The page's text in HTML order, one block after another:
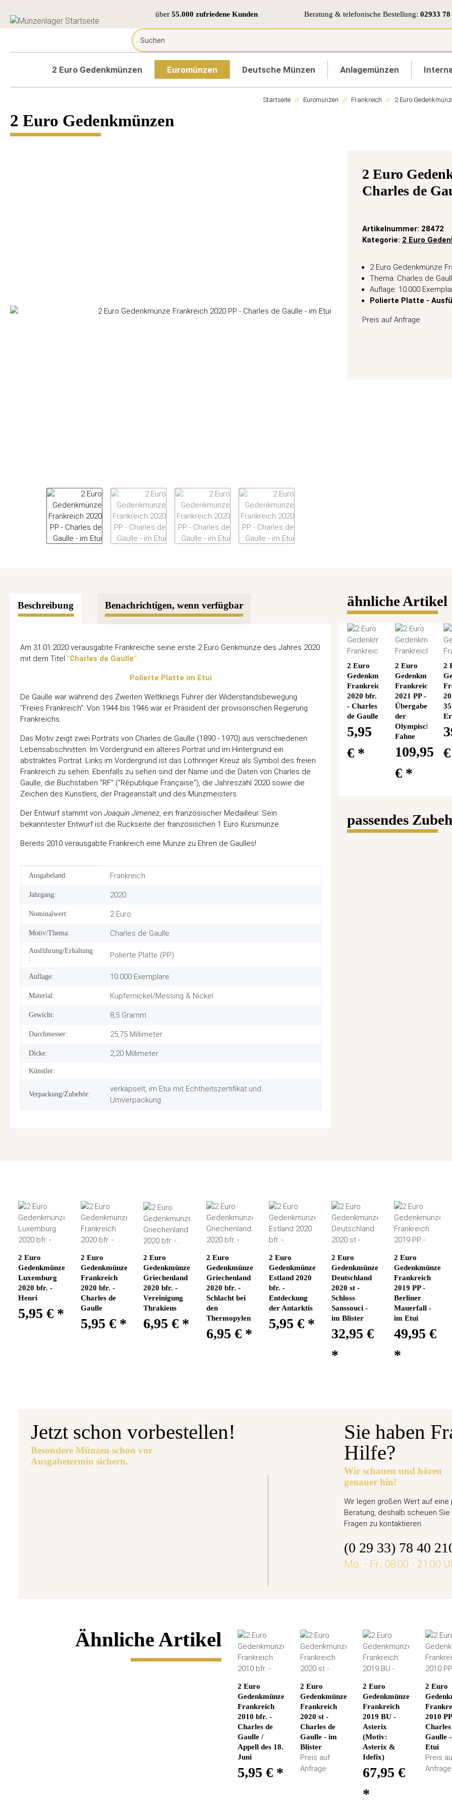
über 55.000 zufriedene Kunden Beratung & telefonische Bestellung: 02933 78
2 Euro Gedenkmünzen Euromünzen Deutsche Münzen Anlagemünzen
Startseite Euromünzen Frankreich 2 Euro
2 Euro Gedenkmünzen
2 Euro
Charles de
Artikelnummer: 28472
Kategorie: 2 Euro
2 Euro Gedenkmünze
Thema: Charles de
Auflage: 10.000
Polierte Platte -
Preis auf Anfrage
Beschreibung Benachrichtigen, wenn verfügbar
Am 31.01.2020 verausgabte Frankreiche seine erste 2 Euro Genkmünze des Jahres 2020
mit dem Titel "Charles de Gaulle"
Polierte Platte im Etui
De Gaulle war während des Zweiten Weltkriegs Führer der Widerstandsbewegung
"Freies Frankreich". Von 1944 bis 1946 war er Präsident der provisorischen Regierung
Frankreichs.
Das Motiv zeigt zwei Porträts von Charles de Gaulle (1890 - 1970) aus verschiedenen
Lebensabschnitten. Im Vordergrund ein älteres Porträt und im Hintergrund ein
abstraktes Porträt. Links im Vordergrund ist das Lothringer Kreuz als Symbol des freien
Frankreich zu sehen. Ebenfalls zu sehen sind der Name und die Daten von Charles de
Gaulle, die Buchstaben "RF" ("République Française"), die Jahreszahl 2020 sowie die
Zeichen des Künstlers, der Prägeanstalt und des Münzmeisters.
Der Entwurf stammt von Joaquin Jimenez, ein französischer Medailleur. Sein
bekanntester Entwurf ist die Rückseite der französischen 1 Euro Kursmünze.
Bereits 2010 verausgabte Frankreich eine Münze zu Ehren de Gaulles!
Produkteigenschaft
Wert
Ausgabeland: Frankreich
Jahrgang: 2020
Nominalwert: 2 Euro
Motiv/Thema: Charles de Gaulle
Ausführung/Erhaltung
:
Polierte Platte (PP)
Auflage: 10.000 Exemplare
Material: Kupfernickel/Messing & Nickel
Gewicht: 8,5 Gramm
Durchmesser: 25,75 Millimeter
Dicke: 2,20 Millimeter
Künstler:
Verpackung/Zubehör:
verkapselt, im Etui mit Echtheitszertifikat und
Umverpackung
ähnliche Artikel
2 Euro
Gedenkmünze
Frankreich
2020 bfr.
- Charles
de Gaulle
5,95
€ *
2 Euro
Gedenkmünze
Frankreich
2021 PP -
Übergabe
der
Olympischen
Fahne
109,95
€ *
2
€
passendes
2 Euro
Gedenkmünze
Luxemburg
2020 bfr. -
Henri
5,95 € *
2 Euro
Gedenkmünze
Frankreich
2020 bfr. -
Charles de
Gaulle
5,95 € *
2 Euro
Gedenkmünze
Griechenland
2020 bfr. -
Vereinigung
Thrakiens
6,95 € *
2 Euro
Gedenkmünze
Griechenland
2020 bfr. -
Schlacht bei
den
Thermopylen
6,95 € *
2 Euro
Gedenkmünze
Estland 2020
bfr. -
Entdeckung
der Antarktis
5,95 € *
2 Euro
Gedenkmünze
Deutschland
2020 st -
Schloss
Sanssouci -
im Blister
32,95 €
*
2 Euro
Gedenkmünze
Frankreich
2019 PP -
Berliner
Mauerfall -
im Etui
49,95 €
*
Jetzt schon vorbestellen!
Besondere Münzen schon vor
Ausgabetermin sichern.
5 Euro Gedenkmünze Deutschland 2026 bfr. -
Sie haben
Hilfe?
Wir schauen und hören
genauer hin!
Wir legen großen Wert auf
Beratung, deshalb scheuen
Fragen zu kontaktieren.
(0 29 33) 78 40
Mo. - Fr.: 08:00 - 21:00
Ähnliche Artikel
2 Euro
Gedenkmünze
Frankreich
2010 bfr. -
Charles de
Gaulle /
Appell des 18.
Juni
5,95 € *
2 Euro
Gedenkmünze
Frankreich
2020 st -
Charles de
Gaulle - im
Blister
Preis auf
Anfrage
2 Euro
Gedenkmünze
Frankreich
2019 BU -
Asterix
(Motiv:
Asterix &
Idefix)
67,95 €
*
2 Euro
2010
Charles
Gaulle
Etui
Preis
Anfrage